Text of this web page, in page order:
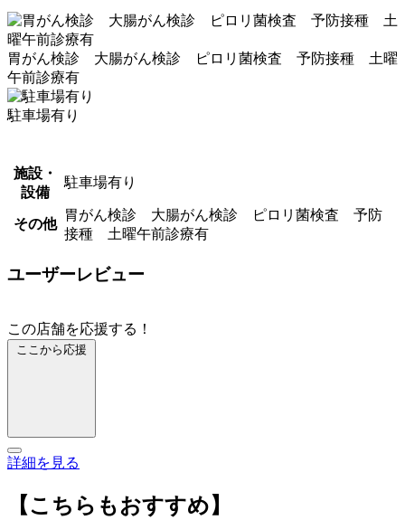
胃がん検診 大腸がん検診 ピロリ菌検査 予防接種 土曜
午前診療有
駐車場有り
施設・
設備
駐車場有り
その他
胃がん検診 大腸がん検診 ピロリ菌検査 予防
接種 土曜午前診療有
ユーザーレビュー
この店舗を応援する！
ここから応援
詳細を見る
【こちらもおすすめ】